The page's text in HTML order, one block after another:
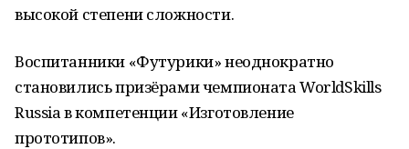
высокой степени сложности.
Воспитанники «Футурики» неоднократно
становились призёрами чемпионата WorldSkills
Russia в компетенции «Изготовление
прототипов».